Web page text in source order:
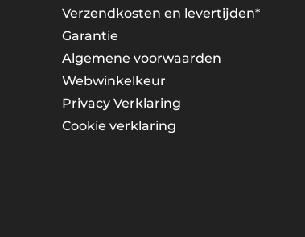
Verzendkosten en levertijden*
Garantie
Algemene voorwaarden
Webwinkelkeur
Privacy Verklaring
Cookie verklaring